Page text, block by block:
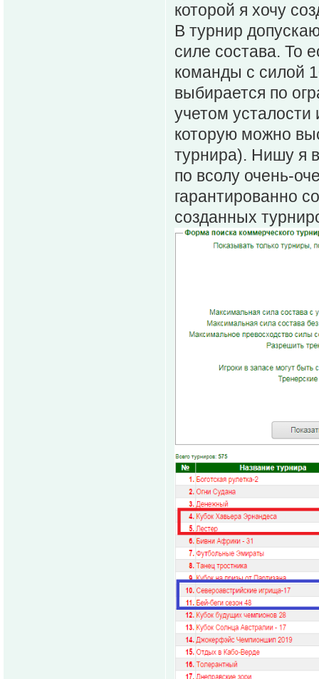
которой я хочу
В турнир
силе состава. То
команды с силой
выбирается по
учетом
которую можно
турнира). Нишу я
по всолу очень-
гарантированно
созданных